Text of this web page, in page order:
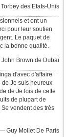
des Etats-Unis
et ont un
pour leur soutien
Le paquet de
la bonne qualité.
Brown de Dubaï
d'avec d'affaire
Je suis heureux
de Je fois de cette
de plupart de
vendent des très
Guy Mollet De Paris